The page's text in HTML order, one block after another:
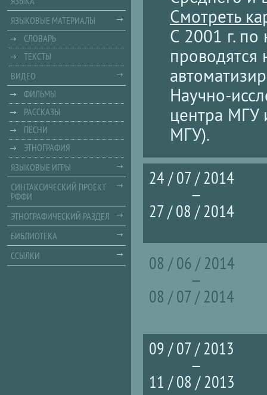
Смотреть
С 2001 г.
проводятся
Научно-
центра
МГУ).
24 / 07 / 2014
—
27 / 08 / 2014
08 / 06 / 2014
—
08 / 07 / 2014
09 / 07 / 2013
—
11 / 08 / 2013
ЯЗЫКОВЫЕ МАТЕРИАЛЫ
СЛОВАРЬ
ТЕКСТЫ
ВИДЕО
ФИЛЬМЫ
РАССКАЗЫ
ПЕСНИ
ЭТНОГРАФИЯ
ЯЗЫКОВЫЕ ИГРЫ
СИНТАКСИЧЕСКИЙ ПРОЕКТ
РФФИ
ЭТНОГРАФИЧЕСКИЙ РАЗДЕЛ
БИБЛИОТЕКА
ССЫЛКИ